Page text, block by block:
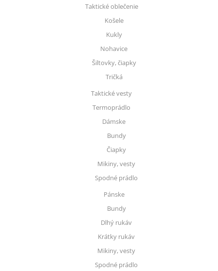
Taktické oblečenie
Košele
Kukly
Nohavice
Šiltovky, čiapky
Tričká
Taktické vesty
Termoprádlo
Dámske
Bundy
Čiapky
Mikiny, vesty
Spodné prádlo
Pánske
Bundy
Dlhý rukáv
Krátky rukáv
Mikiny, vesty
Spodné prádlo